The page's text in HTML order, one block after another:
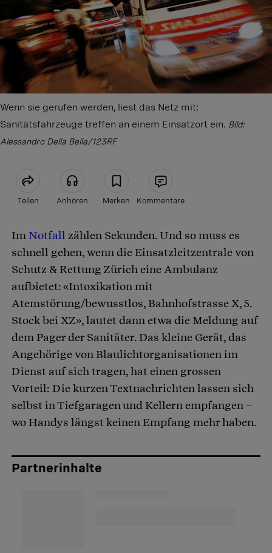
Wenn sie gerufen werden, liest das Netz mit:
Sanitätsfahrzeuge treffen an einem Einsatzort ein. Bild:
Alessandro Della Bella/123RF
Teilen Anhören Merken Kommentare
Artikel teilen
ImNotfall zählen Sekunden. Und so muss es
schnell gehen, wenn die Einsatzleitzentrale von
Schutz & Rettung Zürich eine Ambulanz
aufbietet: «Intoxikation mit
Atemstörung/bewusstlos, Bahnhofstrasse X, 5.
Stock bei XZ», lautet dann etwa die Meldung auf
dem Pager der Sanitäter. Das kleine Gerät, das
Angehörige von Blaulichtorganisationen im
Dienst auf sich tragen, hat einen grossen
Vorteil: Die kurzen Textnachrichten lassen sich
selbst in Tiefgaragen und Kellern empfangen –
wo Handys längst keinen Empfang mehr haben.
Partnerinhalte